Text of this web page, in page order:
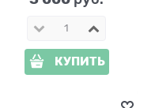
КУПИТЬ